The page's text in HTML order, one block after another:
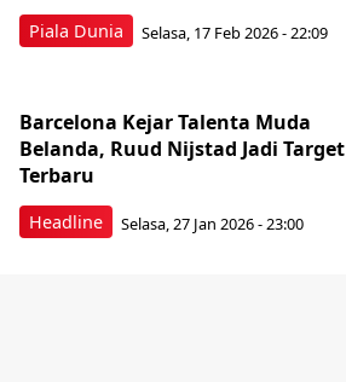
Piala Dunia Selasa, 17 Feb 2026 - 22:09
Headline
Barcelona Kejar Talenta Muda
Belanda, Ruud Nijstad Jadi Target
Terbaru
Selasa, 27 Jan 2026 - 23:00